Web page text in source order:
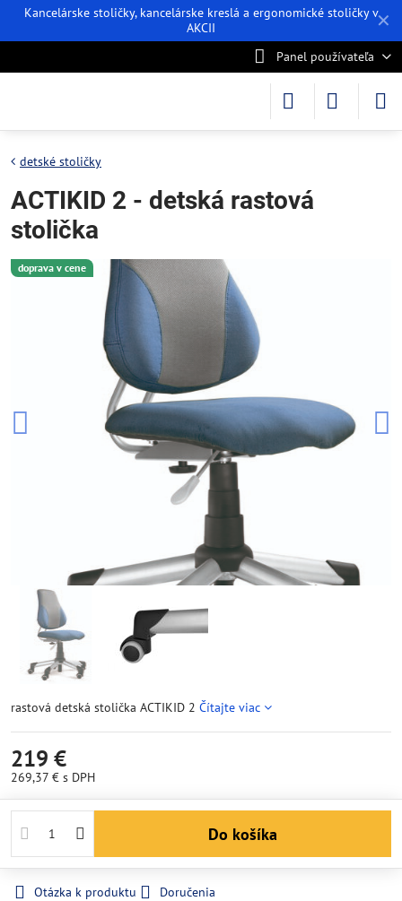
✕
Kancelárske stoličky, kancelárske kreslá a ergonomické stoličky v
AKCII
Panel používateľa
doprava v cene
detské stoličky
ACTIKID 2 - detská rastová
stolička
rastová detská stolička ACTIKID 2 Čítajte viac
219 €
269,37 € s DPH
Do košíka
Otázka k produktu
Doručenia